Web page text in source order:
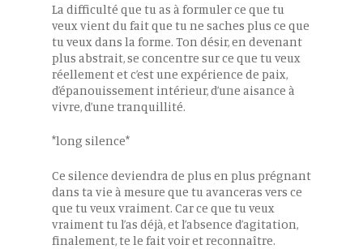
La difficulté que tu as à formuler ce que tu
veux vient du fait que tu ne saches plus ce que
tu veux dans la forme. Ton désir, en devenant
plus abstrait, se concentre sur ce que tu veux
réellement et c’est une expérience de paix,
d’épanouissement intérieur, d’une aisance à
vivre, d’une tranquillité.
*long silence*
Ce silence deviendra de plus en plus prégnant
dans ta vie à mesure que tu avanceras vers ce
que tu veux vraiment. Car ce que tu veux
vraiment tu l’as déjà, et l’absence d’agitation,
finalement, te le fait voir et reconnaître.